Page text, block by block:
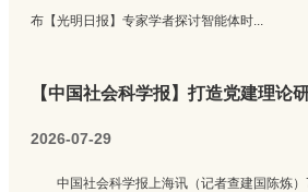
布【光明日报】专家学者探讨智能体时...
【中国社会科学报】打造党建理论
2026-07-29
中国社会科学报上海讯（记者查建国陈炼）